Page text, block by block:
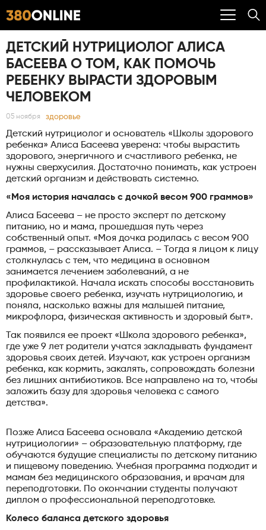
ДЕТСКИЙ НУТРИЦИОЛОГ АЛИСА
БАСЕЕВА О ТОМ, КАК ПОМОЧЬ
РЕБЕНКУ ВЫРАСТИ ЗДОРОВЫМ
ЧЕЛОВЕКОМ
05 ноября здоровье
Детский нутрициолог и основатель «Школы здорового
ребенка» Алиса Басеева уверена: чтобы вырастить
здорового, энергичного и счастливого ребенка, не
нужны сверхусилия. Достаточно понимать, как устроен
детский организм и действовать системно.
«Моя история началась с дочкой весом 900 граммов»
Алиса Басеева – не просто эксперт по детскому
питанию, но и мама, прошедшая путь через
собственный опыт. «Моя дочка родилась с весом 900
граммов, – рассказывает Алиса. – Тогда я лицом к лицу
столкнулась с тем, что медицина в основном
занимается лечением заболеваний, а не
профилактикой. Начала искать способы восстановить
здоровье своего ребенка, изучать нутрициологию, и
поняла, насколько важны для малышей питание,
микрофлора, физическая активность и здоровый быт».
Так появился ее проект «Школа здорового ребенка»,
где уже 9 лет родители учатся закладывать фундамент
здоровья своих детей. Изучают, как устроен организм
ребенка, как кормить, закалять, сопровождать болезни
без лишних антибиотиков. Все направлено на то, чтобы
заложить базу для здоровья человека с самого
детства».
Позже Алиса Басеева основала «Академию детской
нутрициологии» – образовательную платформу, где
обучаются будущие специалисты по детскому питанию
и пищевому поведению. Учебная программа подходит и
мамам без медицинского образования, и врачам для
переподготовки. По окончании студенты получают
диплом о профессиональной переподготовке.
Колесо баланса детского здоровья